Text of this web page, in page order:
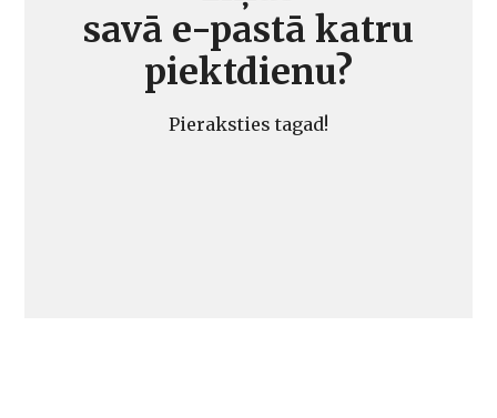
savā e-pastā katru
piektdienu?
Pieraksties tagad!